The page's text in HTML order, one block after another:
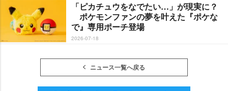
「ピカチュウをなでたい…」が現実に？
ポケモンファンの夢を叶えた『ポケな
で』専用ポーチ登場
2026-07-18
ニュース一覧へ戻る